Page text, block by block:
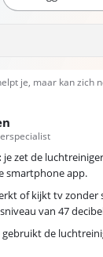
je, maar kan zich
je zet de
smartphone app.
of kijkt tv zonder
van 47
gebruikt de